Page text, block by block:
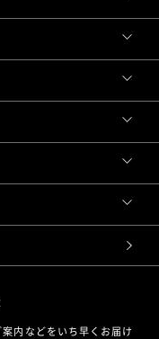
内などをいち早くお届け